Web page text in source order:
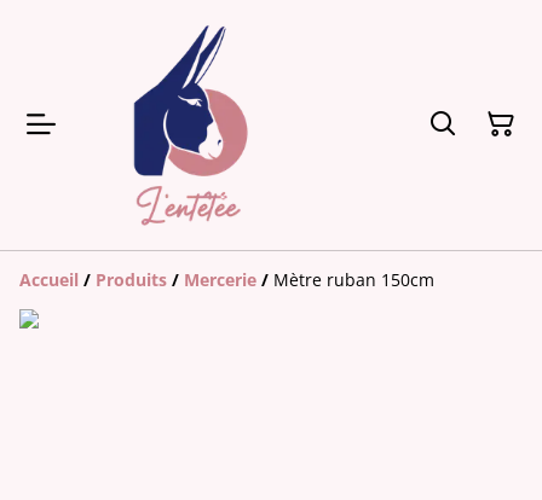
Accueil / Produits / Mercerie / Mètre ruban 150cm